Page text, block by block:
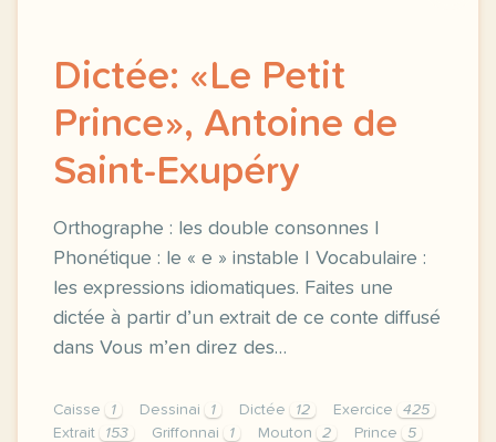
Dictée: «Le Petit
Prince», Antoine de
Saint-Exupéry
Orthographe : les double consonnes |
Phonétique : le « e » instable | Vocabulaire :
les expressions idiomatiques. Faites une
dictée à partir d’un extrait de ce conte diffusé
dans Vous m’en direz des…
Caisse 1 Dessinai 1 Dictée 12 Exercice
425
Extrait
153 Griffonnai 1 Mouton 2 Prince 5